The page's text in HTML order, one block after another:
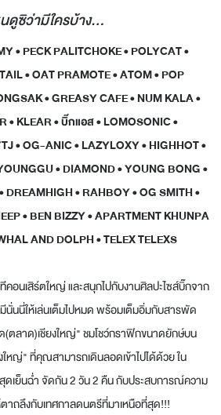
ดูซิว่ามีใครบ้าง...
• PECK PALITCHOKE • POLYCAT •
• OAT PRAMOTE • ATOM • POP
• GREASY CAFE • NUM KALA •
• KLEAR • บิ๊กแอส • LOMOSONIC •
• OG-ANIC • LAZYLOXY • HIGHHOT •
• DIAMOND • YOUNG BONG •
DREAMHIGH • RAHBOY • OG SMITH •
• BEN BIZZY • APARTMENT KHUNPA
AND DOLPH • TELEX TELEXS
นเสิร์ตใหญ่ และสนุกไปกับงานศิลปะไซส์บิ๊กจาก
นั่นนี่ให้เล่นเต็มไปหมด พร้อมเต็มอิ่มกับสารพัด
(ตลาด)เชียงใหญ่" ชมโชว์กราฟิกขนาดยักษ์บน
ใหญ่" ที่คุณสามารถเดินลอดเข้าไปได้ด้วย ใน
ดเย็นฉ่ำ จัดกัน 2 วัน 2 คืน กับประสบการณ์ความ
ตาถลึงกับเทศกาลดนตรีที่มาเหนือที่สุด!!!